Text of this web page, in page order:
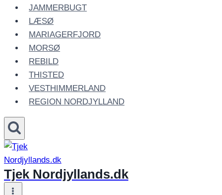
JAMMERBUGT
LÆSØ
MARIAGERFJORD
MORSØ
REBILD
THISTED
VESTHIMMERLAND
REGION NORDJYLLAND
Tjek Nordjyllands.dk